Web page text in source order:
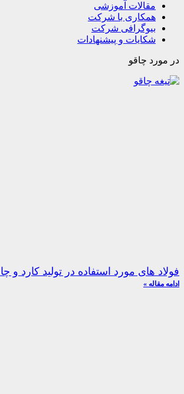
مقالات آموزشی
همکاری با شرکت
بیوگرافی شرکت
شکایات و پیشنهادات
در مورد چاقو
فولاد های مورد استفاده در تولید کارد و
ادامه مقاله »